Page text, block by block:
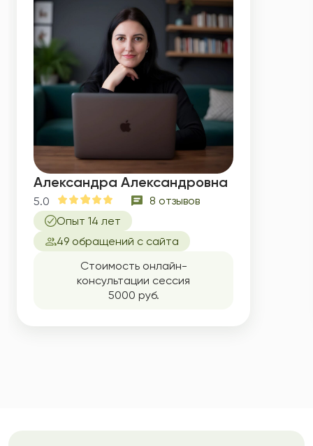
Александра Александровна
5.0
8 отзывов
Опыт 14 лет
49 обращений с сайта
Стоимость онлайн-
консультации сессия
5000 руб.